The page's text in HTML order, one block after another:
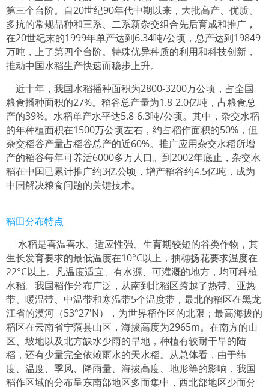
第三个台阶。自20世纪90年代中期以来，大批高产、优质、
多抗的常规品种和三系、二系新杂交组合先后育成和推广，
在20世纪末的1999年单产达到6.34吨/公顷，总产达到19849
万吨，上了第四个台阶。特殊优异种质的利用和科技创新，
推动中国水稻生产快速而稳步上升。
近十年，我国水稻播种面积为2800-3200万公顷，占全国
粮食播种面积的27%。稻谷总产量为1.8-2.0亿吨，占粮食总
产的39%。水稻单产水平达5.8-6.3吨/公顷。其中，杂交水稻
的年种植面积在1500万公顷左右，约占稻作面积的50%，但
杂交稻谷产量占稻谷总产的近60%。推广应用杂交水稻所增
产的稻谷每年可养活6000多万人口。到2002年底止，杂交水
稻在中国已累计推广约3亿公顷，增产稻谷约4.5亿吨，成为
中国解决粮食问题的关键技术。
稻田分布特点
水稻是喜温喜水、适应性强、生育期较短的谷类作物，其
生长发育要求的最低温度在10°C以上，抽穗扬花要求温度在
22°C以上。凡温度适宜、有水源、可灌溉的地方，均可种植
水稻。我国稻作分布广泛，从南到北稻区跨越了热带、亚热
带、暖温带、中温带和寒温带5个温度带，最北的稻区在黑龙
江省的漠河（53°27'N），为世界稻作区的北限；最高海拔的
稻区在云南省宁蒗县山区，海拔高度为2965m。在南方的山
区、坡地以及北方缺水少雨的旱地，种植有较耐干旱的陆
稻，还有少量完全依赖雨水的天水稻。从总体看，由于纬
度、温度、季风、降雨量、海拔高度、地形等的影响，我国
稻作区域的分布呈东南部地区多而集中，西北部地区少而分